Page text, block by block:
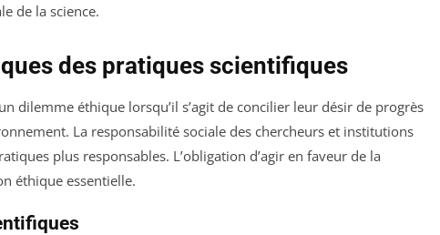
de la science.
des pratiques scientifiques
dilemme éthique lorsqu’il s’agit de concilier leur désir de progrès
La responsabilité sociale des chercheurs et institutions
plus responsables. L’obligation d’agir en faveur de la
éthique essentielle.